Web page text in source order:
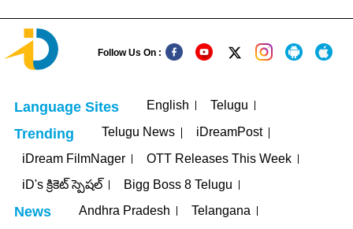
Follow Us On :
Language Sites English Telugu
Trending Telugu News
iDreamPost
iDream FilmNager
OTT Releases This Week
iD's క్రికెట్ స్పెషల్
Bigg Boss 8 Telugu
News Andhra Pradesh Telangana